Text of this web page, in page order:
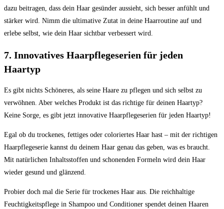
dazu beitragen, dass dein Haar gesünder aussieht, sich besser anfühlt und
stärker wird. Nimm die ultimative Zutat in deine Haarroutine auf und
erlebe selbst, wie dein Haar sichtbar verbessert wird.
7. Innovatives Haarpflegeserien für jeden
Haartyp
Es gibt nichts Schöneres, als seine Haare zu pflegen und sich selbst zu
verwöhnen. Aber welches Produkt ist das richtige für deinen Haartyp?
Keine Sorge, es gibt jetzt innovative Haarpflegeserien für jeden Haartyp!
Egal ob du trockenes, fettiges oder coloriertes Haar hast – mit der richtigen
Haarpflegeserie kannst du deinem Haar genau das geben, was es braucht.
Mit natürlichen Inhaltsstoffen und schonenden Formeln wird dein Haar
wieder gesund und glänzend.
Probier doch mal die Serie für trockenes Haar aus. Die reichhaltige
Feuchtigkeitspflege in Shampoo und Conditioner spendet deinen Haaren